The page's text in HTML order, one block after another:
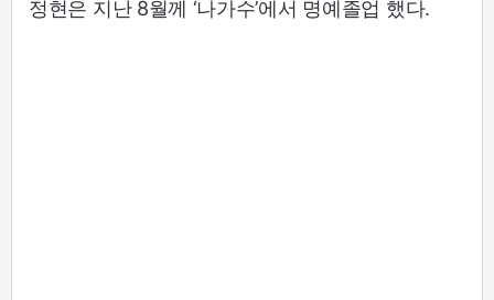
정현은 지난 8월께 ‘나가수’에서 명예졸업 했다.